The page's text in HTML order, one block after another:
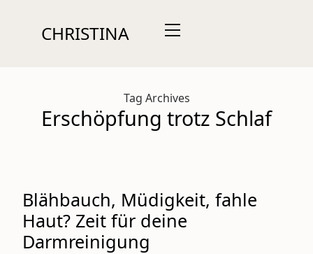
CHRISTINA
Tag Archives
Erschöpfung trotz Schlaf
Blähbauch, Müdigkeit, fahle
Haut? Zeit für deine
Darmreinigung